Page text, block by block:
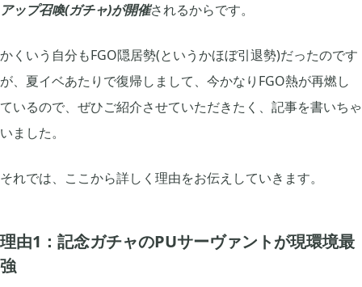
アップ召喚(ガチャ)が開催されるからです。
かくいう自分もFGO隠居勢(というかほぼ引退勢)だったのです
が、夏イベあたりで復帰しまして、今かなりFGO熱が再燃し
ているので、ぜひご紹介させていただきたく、記事を書いちゃ
いました。
それでは、ここから詳しく理由をお伝えしていきます。
理由1：記念ガチャのPUサーヴァントが現環境最
強
 ペーパーマリオ オリガミキング 1
 牧場物語 オリーブタウンと希望の大地
